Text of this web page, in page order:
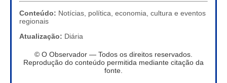
Conteúdo: Notícias, política, economia, cultura e eventos
regionais
Atualização: Diária
© O Observador — Todos os direitos reservados.
Reprodução do conteúdo permitida mediante citação da
fonte.